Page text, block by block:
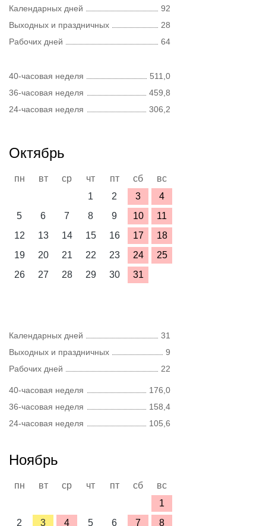
Календарных дней
92
Выходных и праздничных
28
Рабочих дней
64
40-часовая неделя
511,0
36-часовая неделя
459,8
24-часовая неделя
306,2
Октябрь
пн вт ср чт пт сб
вс
1
2 3
4
5
6 7 8 9 10
11
12
13 14 15 16 17
18
19
20 21 22 23 24
25
26
27 28 29 30 31
Календарных дней
31
Выходных и праздничных
9
Рабочих дней
22
40-часовая неделя
176,0
36-часовая неделя
158,4
24-часовая неделя
105,6
Ноябрь
пн вт ср чт пт сб
вс
1
2
3 4 5 6 7 8